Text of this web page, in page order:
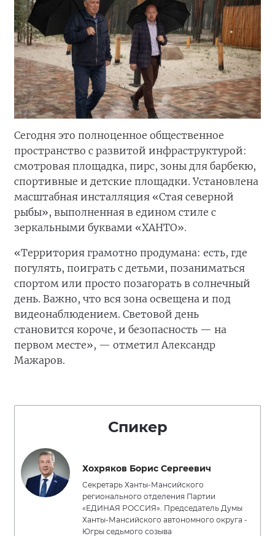
Сегодня это полноценное общественное
пространство с развитой инфраструктурой:
смотровая площадка, пирс, зоны для барбекю,
спортивные и детские площадки. Установлена
масштабная инсталляция «Стая северной
рыбы», выполненная в едином стиле с
зеркальными буквами «ХАНТО».
«Территория грамотно продумана: есть, где
погулять, поиграть с детьми, позаниматься
спортом или просто позагорать в солнечный
день. Важно, что вся зона освещена и под
видеонаблюдением. Световой день
становится короче, и безопасность — на
первом месте», — отметил Александр
Мажаров.
Спикер
Хохряков Борис Сергеевич
Секретарь Ханты-Мансийского
регионального отделения Партии
«ЕДИНАЯ РОССИЯ». Председатель Думы
Ханты-Мансийского автономного округа -
Югры седьмого созыва